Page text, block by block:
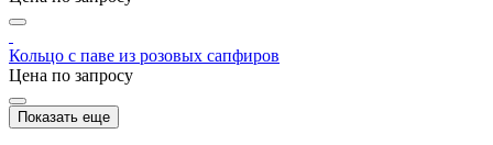
Кольцо с паве из розовых сапфиров
Цена по запросу
Показать еще